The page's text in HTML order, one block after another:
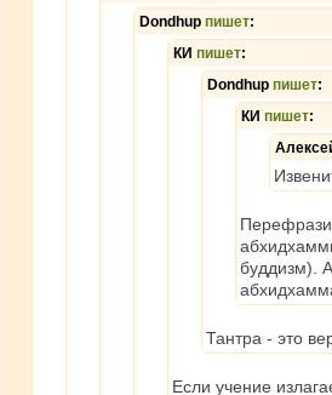
Dondhup пишет:
КИ пишет:
Dondhup пишет:
КИ пишет:
буддизм).
Тантра - это
Если учение